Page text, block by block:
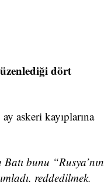
dört
askeri kayıplarına
bunu “Rusya’nın
reddedilmek.